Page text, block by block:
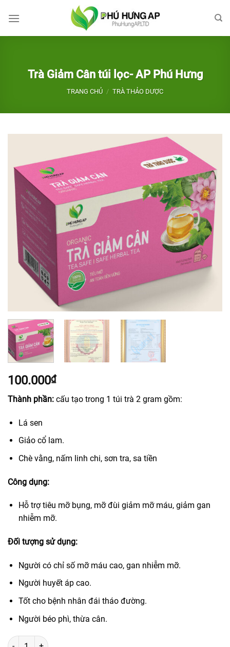
qua
Trà Giảm Cân túi lọc- AP Phú Hưng
TRANG CHỦ / TRÀ THẢO DƯỢC
100.000₫
Thành phần: cấu tạo trong 1 túi trà 2 gram gồm:
Lá sen
Giảo cổ lam.
Chè vằng, nấm linh chi, sơn tra, sa tiền
Công dụng:
Hỗ trợ tiêu mỡ bụng, mỡ đùi giảm mỡ máu, giảm gan
nhiễm mỡ.
Đối tượng sử dụng:
Người có chỉ số mỡ máu cao, gan nhiễm mỡ.
Người huyết áp cao.
Tốt cho bệnh nhân đái tháo đường.
Người béo phì, thừa cân.
Trà Giảm Cân túi lọc- AP Phú Hưng số lượng